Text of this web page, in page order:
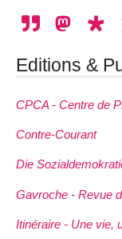
Editions &
CPCA - Centre de
Contre-Courant
Die
Gavroche - Revue
Itinéraire - Une vie,